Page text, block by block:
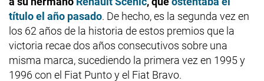
título el año pasado. De hecho, es la segunda vez en
los 62 años de la historia de estos premios que la
victoria recae dos años consecutivos sobre una
misma marca, sucediendo la primera vez en 1995 y
1996 con el Fiat Punto y el Fiat Bravo.